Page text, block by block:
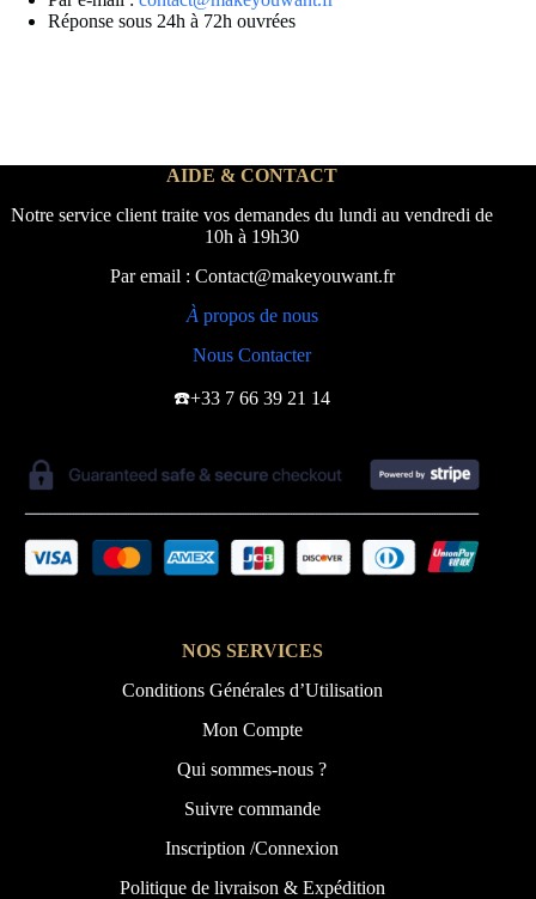
Réponse sous 24h à 72h ouvrées
AIDE & CONTACT
Notre service client traite vos demandes du lundi au vendredi de
10h à 19h30
Par email : Contact@makeyouwant.fr
À propos de nous
Nous Contacter
☎️+33 7 66 39 21 14
NOS SERVICES
Conditions Générales d’Utilisation
Mon Compte
Qui sommes-nous ?
Suivre commande
Inscription /Connexion
Politique de livraison & Expédition